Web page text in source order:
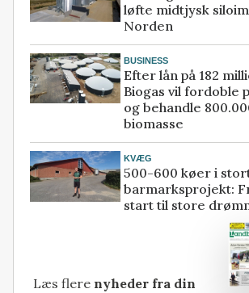
løfte midtjysk
Norden
BUSINESS
Efter lån på 182
Biogas vil fordoble
og behandle
biomasse
KVÆG
500-600 køer i
barmarksprojekt:
start til store
Læs flere nyheder fra din